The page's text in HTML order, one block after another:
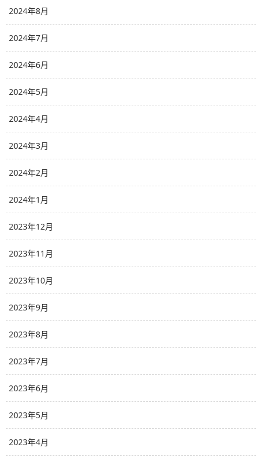
2024年8月
2024年7月
2024年6月
2024年5月
2024年4月
2024年3月
2024年2月
2024年1月
2023年12月
2023年11月
2023年10月
2023年9月
2023年8月
2023年7月
2023年6月
2023年5月
2023年4月